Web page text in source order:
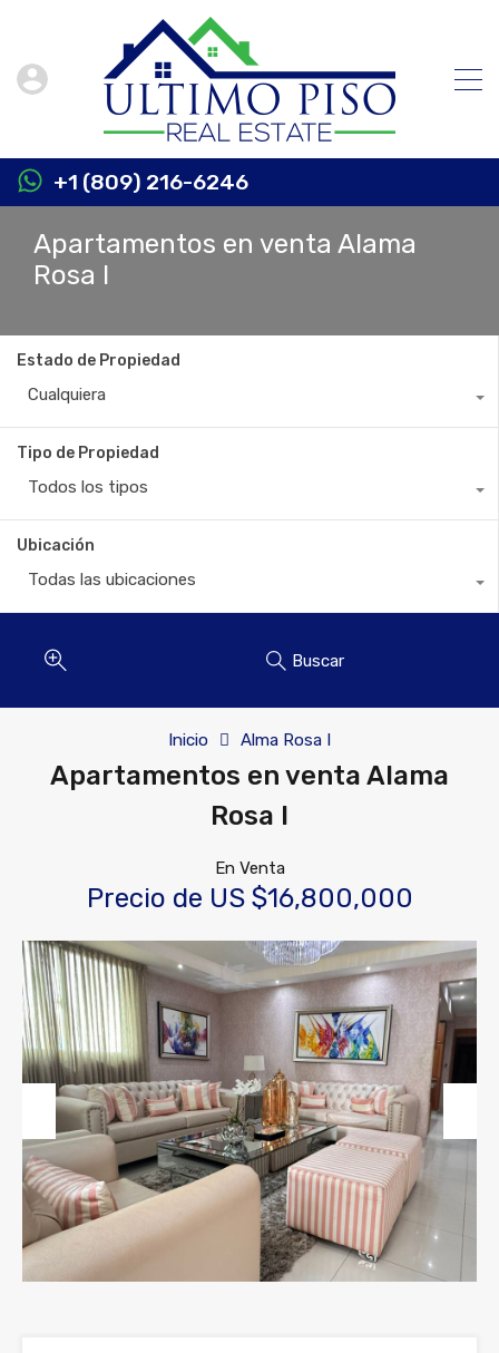
+1 (809) 216-6246
Apartamentos en venta Alama
Rosa I
Estado de Propiedad
Cualquiera
Tipo de Propiedad
Todos los tipos
Ubicación
Todas las ubicaciones
Buscar
Inicio Alma Rosa I
Apartamentos en venta Alama
Rosa I
En Venta
Precio de US $16,800,000
Previous Next